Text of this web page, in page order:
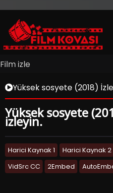
Film izle
Yüksek sosyete (2018) İzle
Yüksek sosyete
izleyin.
Harici Kaynak 1 Harici Kaynak 2
VidSrc CC
2Embed